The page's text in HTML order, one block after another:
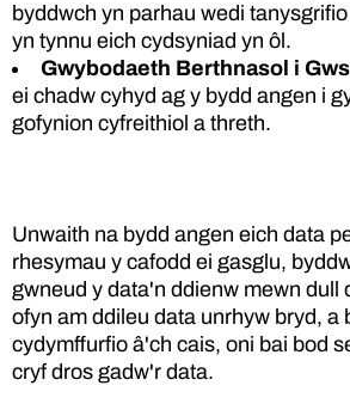
byddwch yn parhau wedi
yn tynnu eich cydsyniad yn ôl.
Gwybodaeth Berthnasol i
ei chadw cyhyd ag y bydd angen i
gofynion cyfreithiol a threth.
Unwaith na bydd angen eich data
rhesymau y cafodd ei gasglu,
gwneud y data'n ddienw mewn dull
ofyn am ddileu data unrhyw bryd, a
cydymffurfio â'ch cais, oni bai bod
cryf dros gadw'r data.